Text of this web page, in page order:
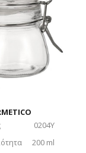
0204Y
200 ml